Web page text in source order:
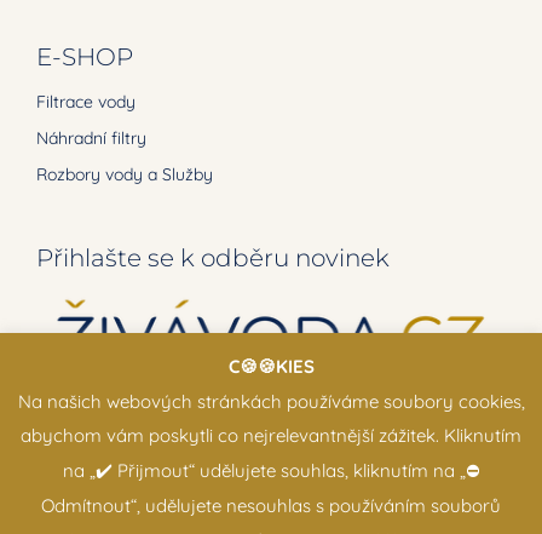
E-SHOP
Filtrace vody
Náhradní filtry
Rozbory vody a Služby
Přihlašte se k odběru novinek
C🍪🍪KIES
Na našich webových stránkách používáme soubory cookies,
abychom vám poskytli co nejrelevantnější zážitek. Kliknutím
na „✔️ Přijmout“ udělujete souhlas, kliknutím na „⛔️
Odmítnout“, udělujete nesouhlas s používáním souborů